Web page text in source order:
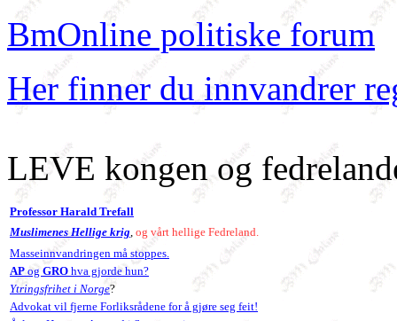
BmOnline politiske forum
Her finner du innvandrer
LEVE kongen og
Professor Harald Trefall
Muslimenes Hellige krig og vårt hellige Fedreland.
Masseinnvandringen må stoppes.
AP og GRO hva gjorde hun?
Ytringsfrihet i Norge?
Advokat vil fjerne Forliksrådene for å gjøre seg feit!